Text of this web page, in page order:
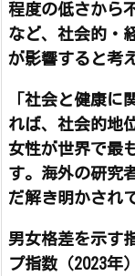
程度の低さから
など、社会的・
が影響すると考
「社会と健康に
れば、社会的地
女性が世界で最
す。海外の研究
だ解き明かされ
男女格差を示す
プ指数（2023年